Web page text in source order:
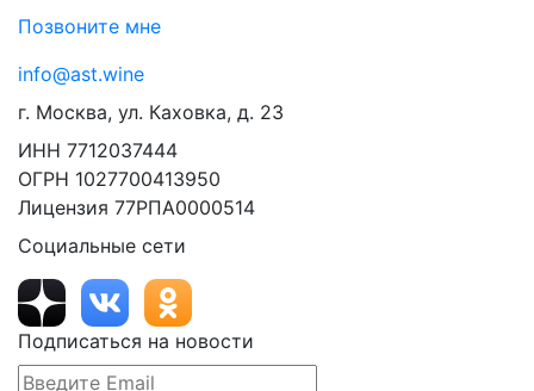
Позвоните мне
info@ast.wine
г. Москва, ул. Каховка, д. 23
ИНН 7712037444
ОГРН 1027700413950
Лицензия 77РПА0000514
Социальные сети
Подписаться на новости